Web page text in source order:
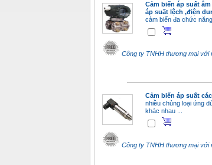
Cảm biến áp suất âm
áp suất lệch ,điện
cảm biến đa chức năng
Công ty TNHH thương mại với
Cảm biến áp suất
nhiều chủng loại ứng
khác nhau ...
Công ty TNHH thương mại với